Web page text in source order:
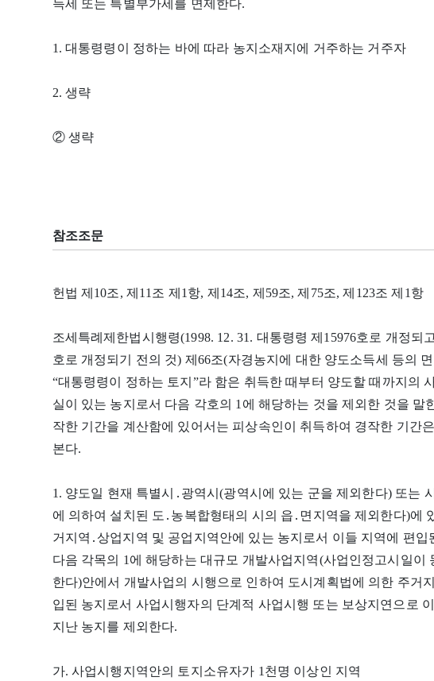
득세 또는 특별부가세를 면제한다.
1. 대통령령이 정하는 바에 따라 농지소재지에 거주하는 거주자
2. 생략
② 생략
참조조문
헌법 제10조, 제11조 제1항, 제14조, 제59조, 제75조, 제123조 제1항
조세특례제한법시행령(1998. 12. 31. 대통령령 제15976호로 개정되
호로 개정되기 전의 것) 제66조(자경농지에 대한 양도소득세 등의
“대통령령이 정하는 토지”라 함은 취득한 때부터 양도할 때까지의
실이 있는 농지로서 다음 각호의 1에 해당하는 것을 제외한 것을 말
작한 기간을 계산함에 있어서는 피상속인이 취득하여 경작한 기간
본다.
1. 양도일 현재 특별시․광역시(광역시에 있는 군을 제외한다) 또는
에 의하여 설치된 도․농복합형태의 시의 읍․면지역을 제외한다)에
거지역․상업지역 및 공업지역안에 있는 농지로서 이들 지역에 편입
다음 각목의 1에 해당하는 대규모 개발사업지역(사업인정고시일이
한다)안에서 개발사업의 시행으로 인하여 도시계획법에 의한 주거
입된 농지로서 사업시행자의 단계적 사업시행 또는 보상지연으로
지난 농지를 제외한다.
가. 사업시행지역안의 토지소유자가 1천명 이상인 지역